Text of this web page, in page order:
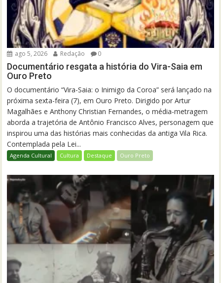
ago 5, 2026 Redação 0
Documentário resgata a história do Vira-Saia em
Ouro Preto
O documentário “Vira-Saia: o Inimigo da Coroa” será lançado na
próxima sexta-feira (7), em Ouro Preto. Dirigido por Artur
Magalhães e Anthony Christian Fernandes, o média-metragem
aborda a trajetória de Antônio Francisco Alves, personagem que
inspirou uma das histórias mais conhecidas da antiga Vila Rica.
Contemplada pela Lei...
Agenda Cultural Cultura Destaque Ouro Preto